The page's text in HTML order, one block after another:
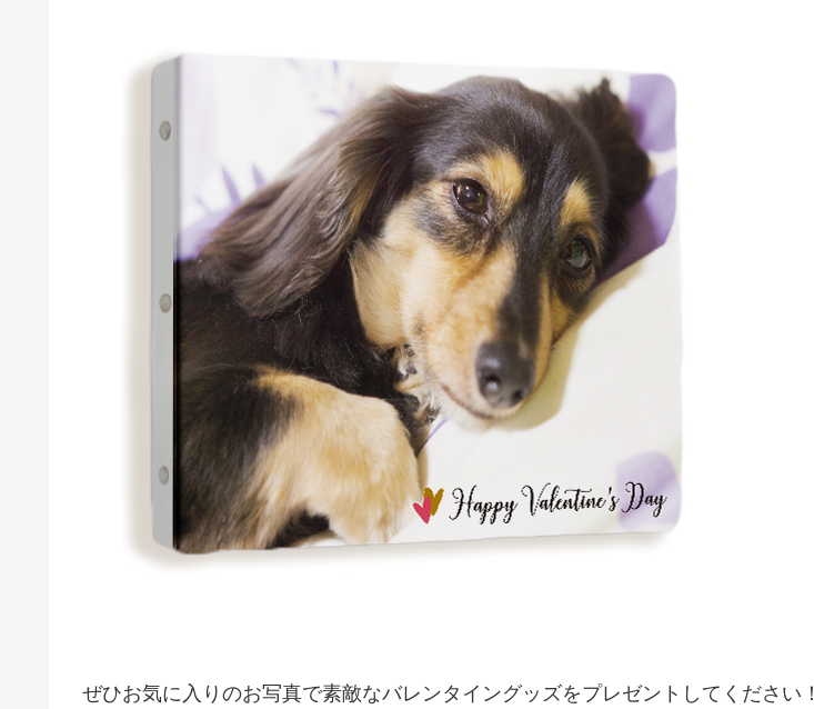
ぜひお気に入りのお写真で素敵なバレンタイングッズをプレゼントしてください！